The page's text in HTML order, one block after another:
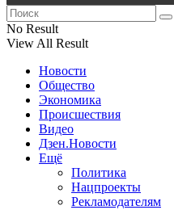
No Result
View All Result
Новости
Общество
Экономика
Происшествия
Видео
Дзен.Новости
Ещё
Политика
Нацпроекты
Рекламодателям